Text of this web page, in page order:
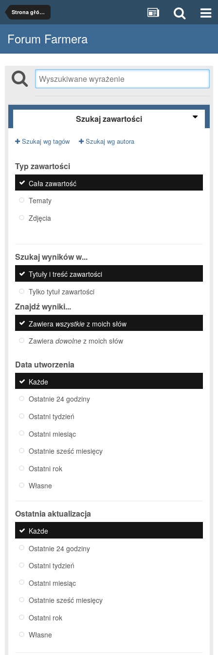
Strona główna
Forum Farmera
Szukaj zawartości
Szukaj wg tagów Szukaj wg autora
Typ zawartości
Cała zawartość
Tematy
Zdjęcia
Szukaj wyników w...
Tytuły i treść zawartości
Tylko tytuł zawartości
Znajdź wyniki...
Zawiera wszystkie z moich słów
Zawiera dowolne z moich słów
Data utworzenia
Każde
Ostatnie 24 godziny
Ostatni tydzień
Ostatni miesiąc
Ostatnie sześć miesięcy
Ostatni rok
Własne
Ostatnia aktualizacja
Każde
Ostatnie 24 godziny
Ostatni tydzień
Ostatni miesiąc
Ostatnie sześć miesięcy
Ostatni rok
Własne